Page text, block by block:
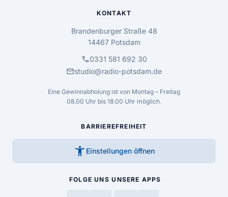
KONTAKT
Brandenburger Straße 48
14467 Potsdam
call0331 581 692 30
mailstudio@radio-potsdam.de
Eine Gewinnabholung ist von Montag – Freitag
08.00 Uhr bis 18.00 Uhr möglich.
BARRIEREFREIHEIT
accessibility_new Einstellungen öffnen
FOLGE UNS UNSERE APPS